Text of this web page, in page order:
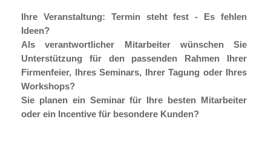
Ihre Veranstaltung: Termin steht fest - Es fehlen
Ideen?
Als verantwortlicher Mitarbeiter wünschen Sie
Unterstützung für den passenden Rahmen Ihrer
Firmenfeier, Ihres Seminars, Ihrer Tagung oder Ihres
Workshops?
Sie planen ein Seminarfür Ihre besten Mitarbeiter
oder ein Incentive für besondere Kunden?